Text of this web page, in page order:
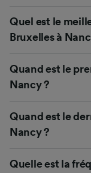
Quel est le
Bruxelles à
Quand est le
Nancy ?
Quand est le
Nancy ?
Quelle est la